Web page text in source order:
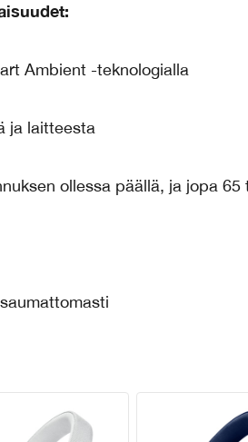
Ambient -teknologialla
ja laitteesta
ollessa päällä, ja jopa 65